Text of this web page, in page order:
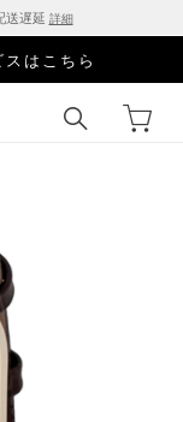
送遅延 詳細
はこちら